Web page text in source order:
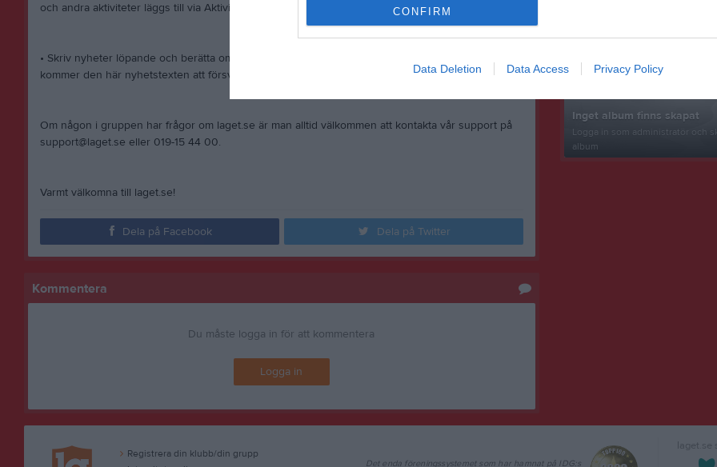
CONFIRM
Data Deletion Data Access Privacy Policy
och andra aktiviteter läggs till via Aktiviteter.
• Skriv nyheter löpande och berätta om verksamheten. I takt med att nya nyheter läggs till
kommer den här nyhetstexten att försvinna.
Om någon i gruppen har frågor om laget.se är man alltid välkommen att kontakta vår support på
support@laget.se eller 019-15 44 00.
Varmt välkomna till laget.se!
Dela på Facebook Dela på Twitter
Kommentera
Du måste logga in för att kommentera
Logga in
Inget album finns skapat
Logga in som administratör och
album
Registrera din klubb/din grupp
laget.se
Det enda föreningssystemet som har hamnat på IDG:s